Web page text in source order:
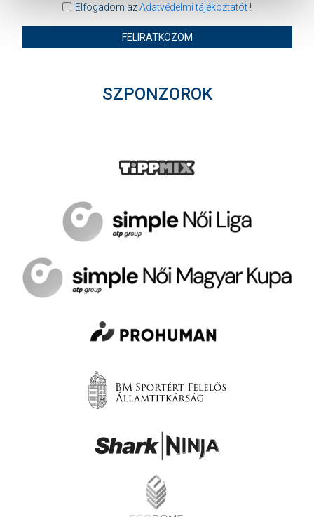
Elfogadom azAdatvédelmi tájékoztatót!
FELIRATKOZOM
SZPONZOROK